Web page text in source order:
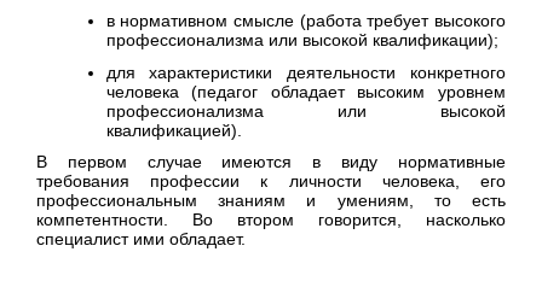
в нормативном смысле (работа требует высокого
профессионализма или высокой квалификации);
для характеристики деятельности конкретного
человека (педагог обладает высоким уровнем
профессионализма или высокой
квалификацией).
В первом случае имеются в виду нормативные
требования профессии к личности человека, его
профессиональным знаниям и умениям, то есть
компетентности. Во втором говорится, насколько
специалист ими обладает.